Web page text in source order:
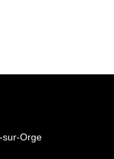
sur-Orge